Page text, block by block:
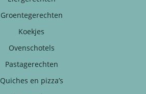
Groentegerechten
Koekjes
Ovenschotels
Pastagerechten
Quiches en pizza’s